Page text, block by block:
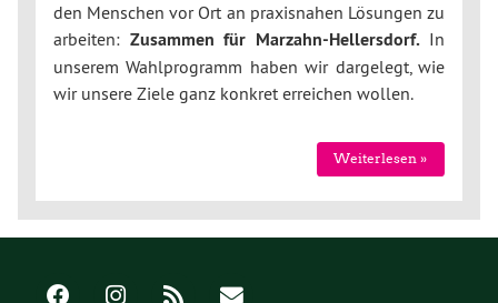
den Menschen vor Ort an praxisnahen Lösungen zu
arbeiten: Zusammen für Marzahn-Hellersdorf.In
unserem Wahlprogramm haben wir dargelegt, wie
wir unsere Ziele ganz konkret erreichen wollen.
Weiterlesen »